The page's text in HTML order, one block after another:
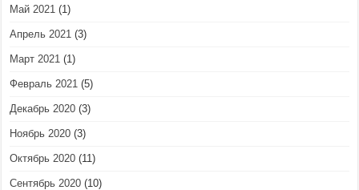
Май 2021 (1)
Апрель 2021 (3)
Март 2021 (1)
Февраль 2021 (5)
Декабрь 2020 (3)
Ноябрь 2020 (3)
Октябрь 2020 (11)
Сентябрь 2020 (10)